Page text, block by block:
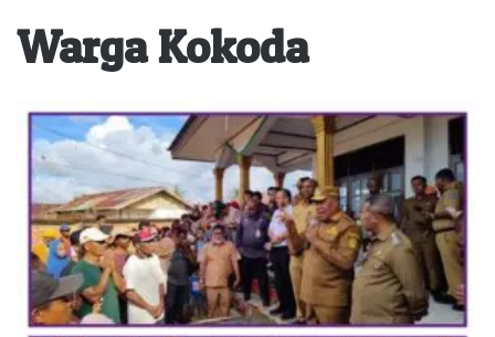
Warga Kokoda